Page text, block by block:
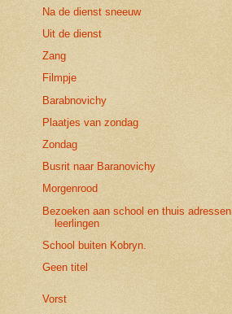
Na de dienst sneeuw
Uit de dienst
Zang
Filmpje
Barabnovichy
Plaatjes van zondag
Zondag
Busrit naar Baranovichy
Morgenrood
Bezoeken aan school en thuis adressen
leerlingen
School buiten Kobryn.
Geen titel
Vorst